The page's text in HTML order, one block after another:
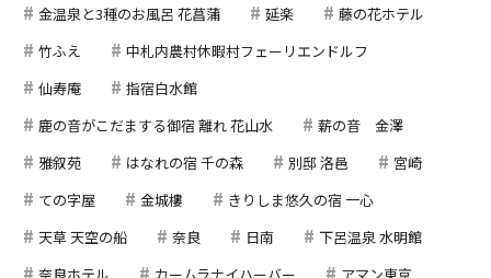
金温泉と3種のお風呂 花菖蒲
延楽
藤の花ホテル
竹ふえ
中札内農村休暇村フェーリエンドルフ
仙寿庵
指宿白水館
鹿の音がこだまする御宿 離れ 花山水
薪の音 金澤
雅叙苑
はなれの宿 千の森 別邸 洛邑
宮崎
ての字屋
金城樓
きりしま悠久の宿 一心
天草 天空の船
奈良 日南
下呂温泉 水明館
奈良ホテル
カームラナイハーバー
アマン東京